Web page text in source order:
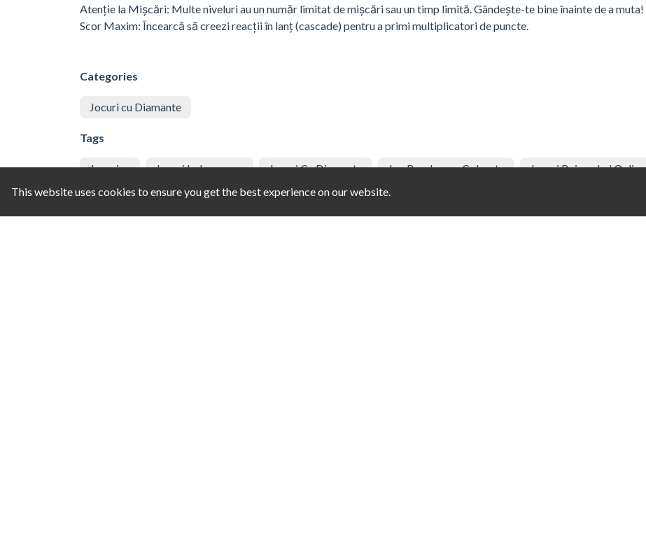
Atenție la Mișcări: Multe niveluri au un număr limitat de mișcări sau un timp limită. Gândește-te bine înainte de a muta!
Scor Maxim: Încearcă să creezi reacții în lanț (cascade) pentru a primi multiplicatori de puncte.
Categories
Jocuri cu Diamante
Tags
Jocurizz Jocuri Indemanare Jocuri Cu Diamante Joc Bomboane Colorate Jocuri Bejeweled Online
Jocuri Cu Dulciuri Joc Cristale Magice Jocuri Cu Jeleuri
This website uses cookies to ensure you get the best experience on our website.